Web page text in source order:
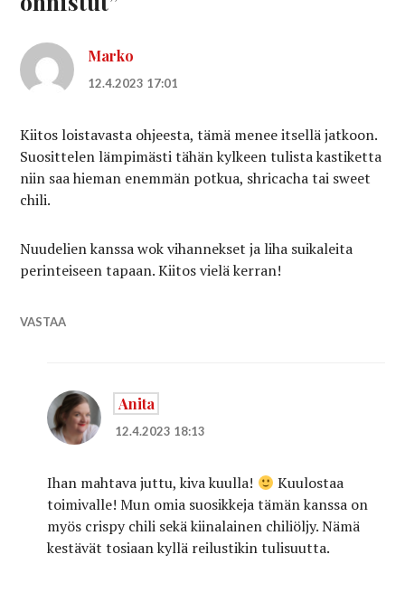
Marko
12.4.2023 17:01
Kiitos loistavasta ohjeesta, tämä menee itsellä jatkoon.
Suosittelen lämpimästi tähän kylkeen tulista kastiketta
niin saa hieman enemmän potkua, shricacha tai sweet
chili.
Nuudelien kanssa wok vihannekset ja liha suikaleita
perinteiseen tapaan. Kiitos vielä kerran!
VASTAA
Anita
12.4.2023 18:13
Ihan mahtava juttu, kiva kuulla!
Kuulostaa
toimivalle! Mun omia suosikkeja tämän kanssa on
myös crispy chili sekä kiinalainen chiliöljy. Nämä
kestävät tosiaan kyllä reilustikin tulisuutta.